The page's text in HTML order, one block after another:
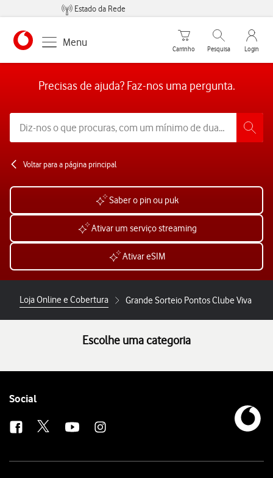
Estado da Rede
https://www.vodafone.pt
Menu
Carrinho de compras
Carrinho
Pesquisar
Pesquisa
My
Login
Precisas de ajuda? Faz-nos uma pergunta.
Voltar para a página principal
Saber o pin ou puk
Ativar um serviço streaming
Ativar eSIM
Loja Online e Cobertura Grande Sorteio Pontos Clube Viva
Escolhe uma categoria
Follow
Social